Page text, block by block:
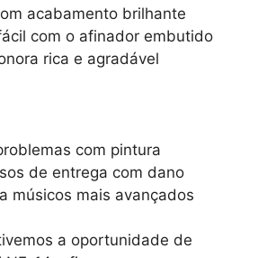
acabamento brilhante
com o afinador embutido
rica e agradável
com pintura
de entrega com dano
músicos mais avançados
a oportunidade de